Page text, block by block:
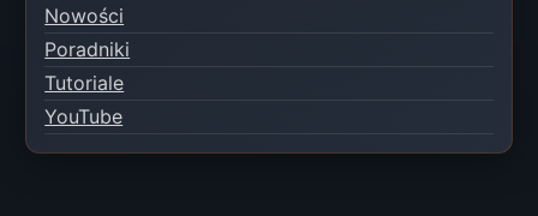
Nowości
Poradniki
Tutoriale
YouTube